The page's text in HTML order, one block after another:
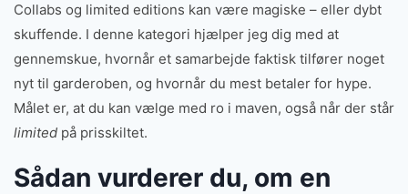
Collabs og limited editions kan være magiske – eller dybt
skuffende. I denne kategori hjælper jeg dig med at
gennemskue, hvornår et samarbejde faktisk tilfører noget
nyt til garderoben, og hvornår du mest betaler for hype.
Målet er, at du kan vælge med ro i maven, også når der står
limited på prisskiltet.
Sådan vurderer du, om en